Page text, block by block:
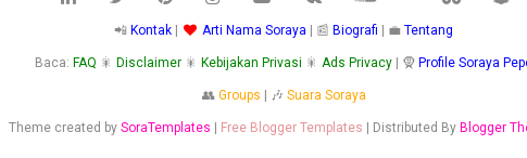
📲 Kontak Arti Nama Soraya | 📰 Biografi | 💼 Tentang
Baca: FAQ 🎇 Disclaimer 🎇 Kebijakan Privasi 🎇 Ads Privacy | 🧕 Profile Soraya
👥 Groups | 🎶 Suara Soraya
Theme created by SoraTemplates Free Blogger Templates | Distributed By Blogger